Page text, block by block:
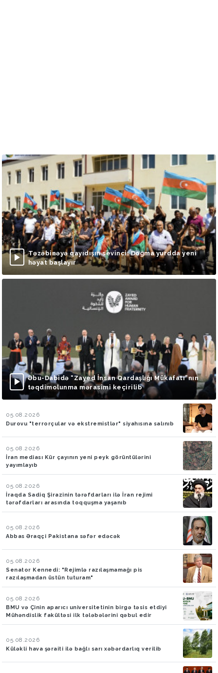
Təzəbinəyə qayıdışın sevinci: Doğma yurdda yeni
həyat başlayır
Əbu-Dabidə “Zayed İnsan Qardaşlığı Mükafatı”nın
təqdimolunma mərasimi keçirilib
05.08.2026
Durovu "terrorçular və ekstremistlər" siyahısına salınıb
05.08.2026
İran mediası Kür çayının yeni peyk görüntülərini
yayımlayıb
05.08.2026
İraqda Sadiq Şirazinin tərəfdarları ilə İran rejimi
tərəfdarları arasında toqquşma yaşanıb
05.08.2026
Abbas Əraqçi Pakistana səfər edəcək
05.08.2026
Senator Kennedi: "Rejimlə razılaşmamağı pis
razılaşmadan üstün tuturam"
05.08.2026
BMU və Çinin aparıcı universitetinin birgə təsis etdiyi
Mühəndislik fakültəsi ilk tələbələrini qəbul edir
05.08.2026
Küləkli hava şəraiti ilə bağlı sarı xəbərdarlıq verilib